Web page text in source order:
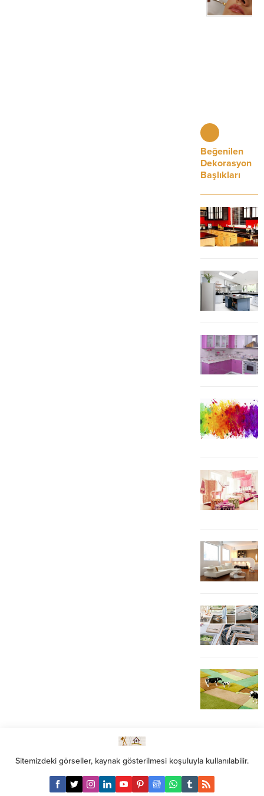
Beğenilen
Dekorasyon
Başlıkları
Sitemizdeki görseller, kaynak gösterilmesi koşuluyla kullanılabilir.